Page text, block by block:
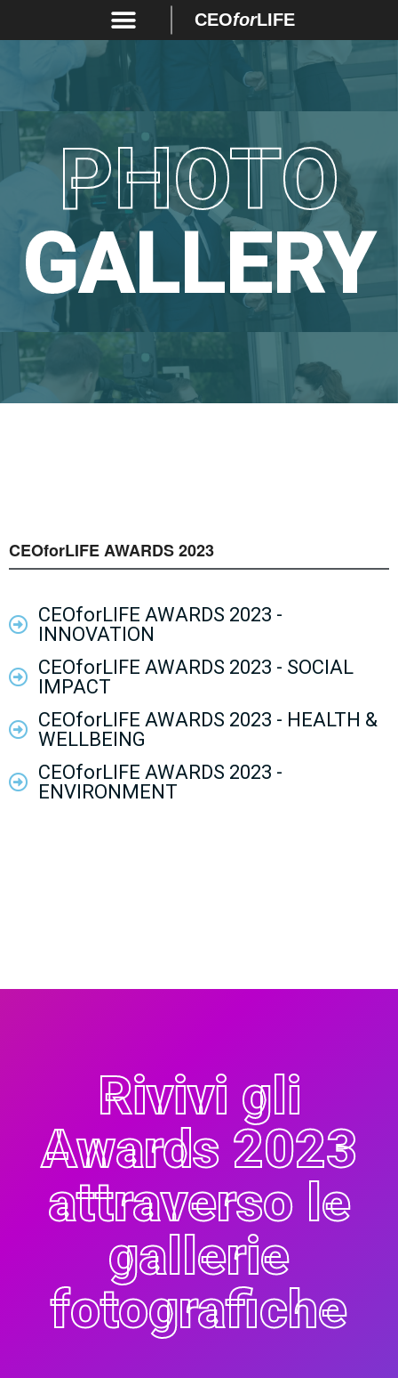
CEOforLIFE
PHOTO
GALLERY
CEOforLIFE AWARDS 2023
CEOforLIFE AWARDS 2023 -
INNOVATION
CEOforLIFE AWARDS 2023 - SOCIAL
IMPACT
CEOforLIFE AWARDS 2023 - HEALTH &
WELLBEING
CEOforLIFE AWARDS 2023 -
ENVIRONMENT
Rivivi gli
Awards 2023
attraverso le
gallerie
fotografiche